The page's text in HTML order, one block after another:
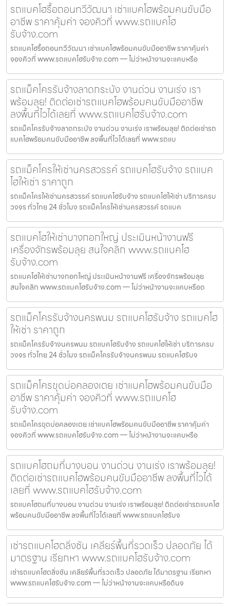
รถแบคโฮรื้อถอนทวีวัฒนา เช่าแบคโฮพร้อมคนขับมือ
อาชีพ ราคาคุ้มค่า จองคิวที่ www.รถแบคโฮ
รับจ้าง.com
รถแบคโฮรื้อถอนทวีวัฒนา เช่าแบคโฮพร้อมคนขับมืออาชีพ ราคาคุ้มค่า
จองคิวที่ www.รถแบคโฮรับจ้าง.com — ไม่ว่าหน้างานจะแคบหรือ
รถแม็คโครรับจ้างลาดกระบัง งานด่วน งานเร่ง เรา
พร้อมลุย! ติดต่อเช่ารถแบคโฮพร้อมคนขับมืออาชีพ
ลงพื้นที่ไวได้เลยที่ www.รถแบคโฮรับจ้าง.com
รถแม็คโครรับจ้างลาดกระบัง งานด่วน งานเร่ง เราพร้อมลุย! ติดต่อเช่ารถ
แบคโฮพร้อมคนขับมืออาชีพ ลงพื้นที่ไวได้เลยที่ www.รถแบ
รถแม็คโครให้เช่านครสวรรค์ รถแบคโฮรับจ้าง รถแบค
โฮให้เช่า ราคาถูก
รถแม็คโครให้เช่านครสวรรค์ รถแบคโฮรับจ้าง รถแบคโฮให้เช่า บริการครบ
วงจร ทั่วไทย 24 ชั่วโมง รถแม็คโครให้เช่านครสวรรค์ รถแบค
รถแบคโฮให้เช่าบางกอกใหญ่ ประเมินหน้างานฟรี
เครื่องจักรพร้อมลุย สนใจคลิก www.รถแบคโฮ
รับจ้าง.com
รถแบคโฮให้เช่าบางกอกใหญ่ ประเมินหน้างานฟรี เครื่องจักรพร้อมลุย
สนใจคลิก www.รถแบคโฮรับจ้าง.com — ไม่ว่าหน้างานจะแคบหรือด
รถแม็คโครรับจ้างนครพนม รถแบคโฮรับจ้าง รถแบคโฮ
ให้เช่า ราคาถูก
รถแม็คโครรับจ้างนครพนม รถแบคโฮรับจ้าง รถแบคโฮให้เช่า บริการครบ
วงจร ทั่วไทย 24 ชั่วโมง รถแม็คโครรับจ้างนครพนม รถแบคโฮรับจ
รถแม็คโครขุดบ่อคลองเตย เช่าแบคโฮพร้อมคนขับมือ
อาชีพ ราคาคุ้มค่า จองคิวที่ www.รถแบคโฮ
รับจ้าง.com
รถแม็คโครขุดบ่อคลองเตย เช่าแบคโฮพร้อมคนขับมืออาชีพ ราคาคุ้มค่า
จองคิวที่ www.รถแบคโฮรับจ้าง.com — ไม่ว่าหน้างานจะแคบหรือ
รถแบคโฮถมที่บางบอน งานด่วน งานเร่ง เราพร้อมลุย!
ติดต่อเช่ารถแบคโฮพร้อมคนขับมืออาชีพ ลงพื้นที่ไวได้
เลยที่ www.รถแบคโฮรับจ้าง.com
รถแบคโฮถมที่บางบอน งานด่วน งานเร่ง เราพร้อมลุย! ติดต่อเช่ารถแบคโฮ
พร้อมคนขับมืออาชีพ ลงพื้นที่ไวได้เลยที่ www.รถแบคโฮรับจ
เช่ารถแบคโฮตลิ่งชัน เคลียร์พื้นที่รวดเร็ว ปลอดภัย ได้
มาตรฐาน เรียกหา www.รถแบคโฮรับจ้าง.com
เช่ารถแบคโฮตลิ่งชัน เคลียร์พื้นที่รวดเร็ว ปลอดภัย ได้มาตรฐาน เรียกหา
www.รถแบคโฮรับจ้าง.com — ไม่ว่าหน้างานจะแคบหรือดินจ